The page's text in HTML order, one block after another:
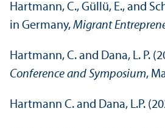
Hartmann, C., Güllü, E., and
in Germany, Migrant
Hartmann, C. and Dana, L.
Conference and Symposium,
Hartmann C. and Dana, L.P.